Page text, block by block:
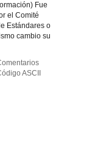
Fue
el Comité
Estándares o
cambio su
ASCII
ASCII